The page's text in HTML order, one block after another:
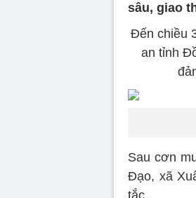
sâu, giao
Đến chiều
an tỉnh
Sau cơn
Đạo, xã
tắc.